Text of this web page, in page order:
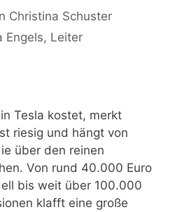
Christina Schuster
Engels, Leiter
Tesla kostet, merkt
riesig und hängt von
über den reinen
Von rund 40.000 Euro
bis weit über 100.000
klafft eine große